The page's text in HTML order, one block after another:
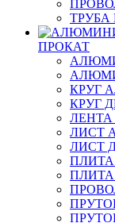
ПРОКАТ
КРУГ
КРУГ
ЛИСТ
ЛИСТ